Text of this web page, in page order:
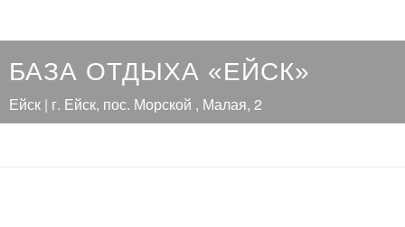
БАЗА ОТДЫХА «ЕЙСК»
Ейск | г. Ейск, пос. Морской , Малая, 2